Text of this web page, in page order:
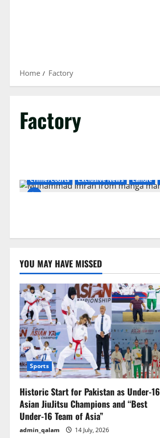
Home Factory
Factory
Crime/Courts Exclusive News Lahore
YOU MAY HAVE MISSED
Sports
Historic Start for Pakistan as Under-16
Asian JiuJitsu Champions and “Best
Under-16 Team of Asia”
admin_qalam 14 July, 2026